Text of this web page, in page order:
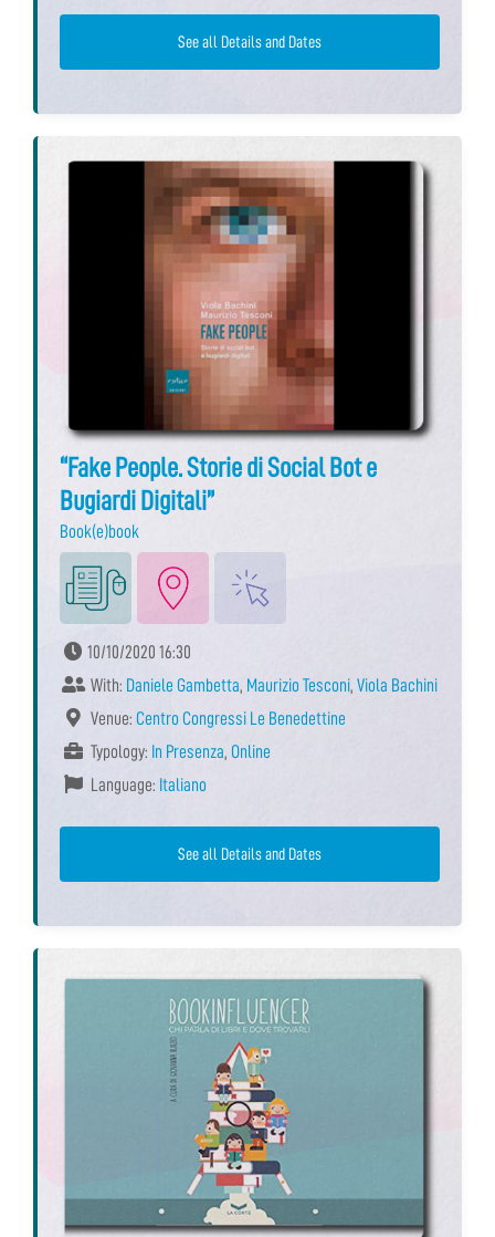
See all Details and Dates
“Fake People. Storie di Social Bot e
Bugiardi Digitali”
Book(e)book
10/10/2020 16:30
With: Daniele Gambetta, Maurizio Tesconi, Viola Bachini
Venue: Centro Congressi Le Benedettine
Typology: In Presenza, Online
Language: Italiano
See all Details and Dates